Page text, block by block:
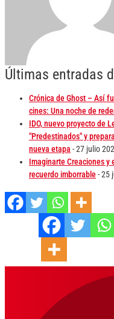
Últimas entradas
Crónica de Ghost – Así
cines: Una noche de
IDO, nuevo proyecto de
"Predestinados" y
nueva etapa - 27 julio
Imaginarte Creaciones y
recuerdo imborrable- 25